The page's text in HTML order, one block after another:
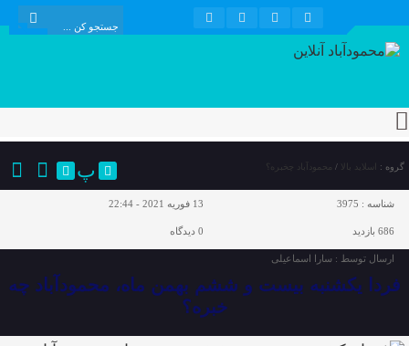
گروه : اسلاید بالا / محمودآباد چخبره؟ پ
شناسه : 3975 13 فوریه 2021 - 22:44
686 بازدید 0 دیدگاه
ارسال توسط : سارا اسماعیلی
فردا یکشنبه بیست و ششم بهمن ماه، محمودآباد چه
خبره؟